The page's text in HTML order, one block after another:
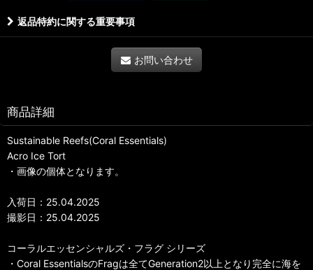
返品特約に関する重要事項
お問い合わせ
商品詳細
Sustainable Reefs(Coral Essentials)
Acro Ice Tort
・画像の個体となります。
入荷日：25.04.2025
撮影日：25.04.2025
コーラルエッセンシャルズ・フラグ シリーズ
・Coral EssentialsのFragは全てGeneration2以上となり完全に海を